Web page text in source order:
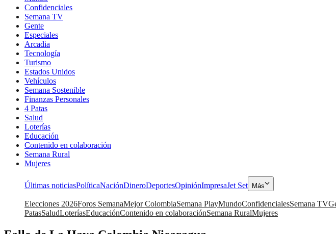
Confidenciales
Semana TV
Gente
Especiales
Arcadia
Tecnología
Turismo
Estados Unidos
Vehículos
Semana Sostenible
Finanzas Personales
4 Patas
Salud
Loterías
Educación
Contenido en colaboración
Semana Rural
Mujeres
Últimas noticiasPolíticaNaciónDineroDeportesOpiniónImpresaJet Set Más
Elecciones 2026Foros SemanaMejor ColombiaSemana PlayMundoConfidencialesSemana TV
PatasSaludLoteríasEducaciónContenido en colaboraciónSemana RuralMujeres